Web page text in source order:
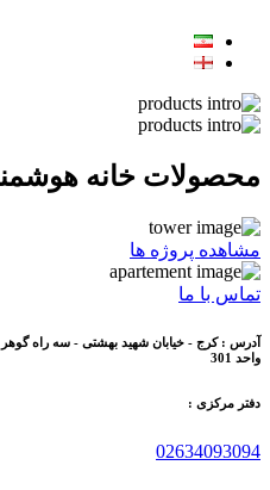
محصولات خانه
مشاهده پروژه ها
تماس با ما
واحد 301
دفتر مرکزی :
02634093094